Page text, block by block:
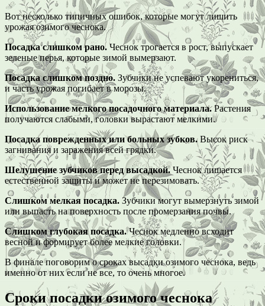
Вот несколько типичных ошибок, которые могут лишить
урожая озимого чеснока.
Посадка слишком рано. Чеснок трогается в рост, выпускает
зеленые перья, которые зимой вымерзают.
Посадка слишком поздно. Зубчики не успевают укорениться,
и часть урожая погибает в морозы.
Использование мелкого посадочного материала.Растения
получаются слабыми, головки вырастают мелкими.
Посадка поврежденных или больных зубков.Высок риск
загнивания и заражения всей грядки.
Шелушение зубчиков перед высадкой. Чеснок лишается
естественной защиты и может не перезимовать.
Слишком мелкая посадка. Зубчики могут вымерзнуть зимой
или выпасть на поверхность после промерзания почвы.
Слишком глубокая посадка.Чеснок медленно всходит
весной и формирует более мелкие головки.
В финале поговорим о сроках высадки озимого чеснока, ведь
именно от них если не все, то очень многое.
Сроки посадки озимого чеснока